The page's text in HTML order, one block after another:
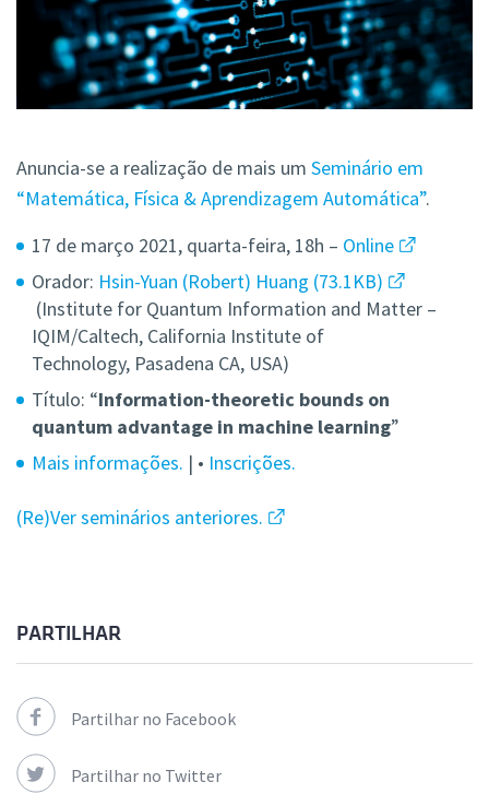
Anuncia-se a realização de mais um Seminário em
“Matemática, Física & Aprendizagem Automática”.
17 de março 2021, quarta-feira, 18h – Online
Orador: Hsin-Yuan (Robert) Huang 73.1KB
(Institute for Quantum Information and Matter –
IQIM/Caltech, California Institute of
Technology, Pasadena CA, USA)
Título: “Information-theoretic bounds on
quantum advantage in machine learning”
Mais informações. | • Inscrições.
(Re)Ver seminários anteriores.
PARTILHAR
Partilhar no Facebook
Partilhar no Twitter